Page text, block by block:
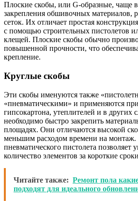
Плоские скобы, или G-образные, чаще
закрепления обшивочных материалов,
сеток. Их отличает простая
с помощью строительных пистолетов
клещей. Плоские скобы обычно
повышенной прочности, что
крепление.
Круглые скобы
Эти скобы именуются также
«пневматическими» и применяются
гипсокартона, утеплителей и в других
необходимо быстро закрепить
площадях. Они отличаются высокой
меньшим расходом времени на монтаж.
пневматического пистолета позволяет
количество элементов за короткие
Читайте также: Ремонт пола
подходят для идеального